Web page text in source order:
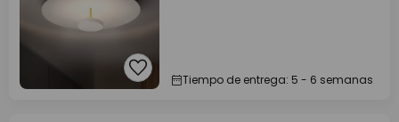
Tiempo de entrega: 5 - 6 semanas